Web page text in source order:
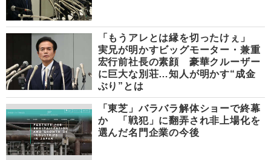
「もうアレとは縁を切ったけぇ」
実兄が明かすビッグモーター・兼重
宏行前社長の素顔 豪華クルーザー
に巨大な別荘…知人が明かす“成金
ぶり”とは
「東芝」バラバラ解体ショーで終幕
か 「戦犯」に翻弄され非上場化を
選んだ名門企業の今後